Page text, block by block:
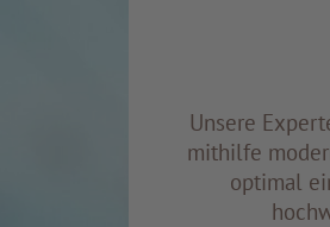
Unsere
mithilfe
optimal